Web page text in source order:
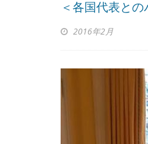
＜各国代表との
2016年2月